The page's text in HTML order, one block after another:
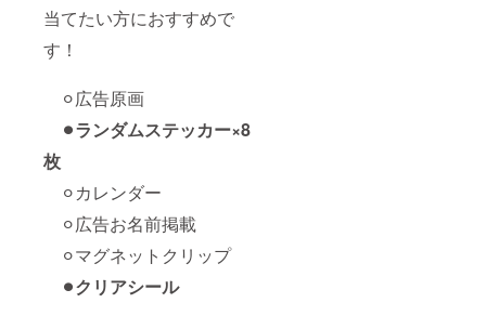
当てたい方におすすめで
す！
⚪︎広告原画
⚫︎ランダムステッカー×8
枚
⚪︎カレンダー
⚪︎広告お名前掲載
⚪︎マグネットクリップ
⚫︎クリアシール